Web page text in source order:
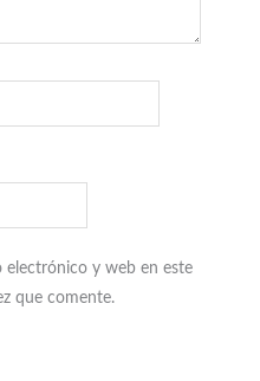
electrónico y web en este
que comente.